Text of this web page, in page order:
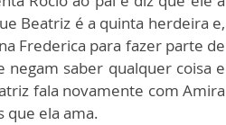
Beatriz é a quinta herdeira e,
Frederica para fazer parte de
negam saber qualquer coisa e
fala novamente com Amira
que ela ama.